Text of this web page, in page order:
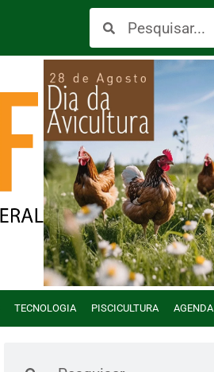
TECNOLOGIA PISCICULTURA AGENDA